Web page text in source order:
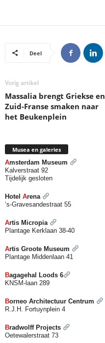
Deel
Vorig artikel
Massalia brengt Griekse en
Zuid-Franse smaken naar
het Beukenplein
Musea en galeries
Amsterdam Museum
Kalverstraat 92
Tijdelijk gesloten
Hotel Arena
‘s-Gravesandestraat 55
Artis Micropia
Plantage Kerklaan 38-40
Artis Groote Museum
Plantage Middenlaan 41
Bagagehal Loods 6
KNSM-laan 289
Borneo Architectuur Centrum
R.J.H. Fortuynplein 4
Bradwolff Projects
Oetewalerstraat 73